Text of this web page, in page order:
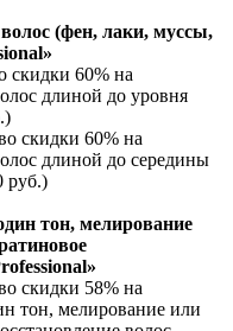
(фен, лаки, муссы,
скидки 60% на
длиной до уровня
скидки 60% на
длиной до середины
руб.)
тон, мелирование
скидки 58% на
тон, мелирование или